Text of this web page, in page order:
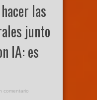
las
junto
IA: es
comentario